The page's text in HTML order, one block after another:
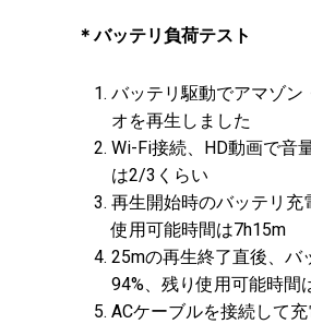
＊バッテリ負荷テスト
バッテリ駆動でアマゾン
オを再生しました
Wi-Fi接続、HD動画で音
は2/3くらい
再生開始時のバッテリ充
使用可能時間は7h15m
25mの再生終了直後、バ
94%、残り使用可能時間
ACケーブルを接続して